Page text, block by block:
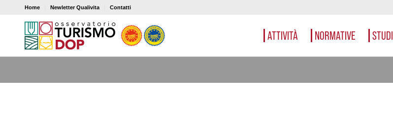
Home Newletter Qualivita Contatti
ATTIVITÀ NORMATIVE STUDI